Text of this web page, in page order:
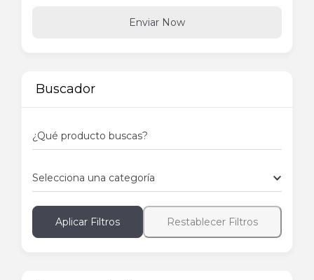
Enviar Now
Buscador
¿Qué producto buscas?
Selecciona una categoría
Aplicar Filtros Restablecer Filtros